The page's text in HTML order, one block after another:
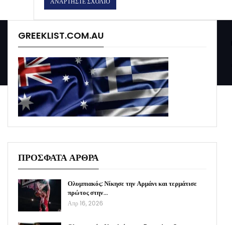
GREEKLIST.COM.AU
ΠΡΟΣΦΑΤΑ ΑΡΘΡΑ
Ολυμπιακός: Νίκησε την Αρμάνι και τερμάτισε
πρώτος στην…
Απρ 16, 2026